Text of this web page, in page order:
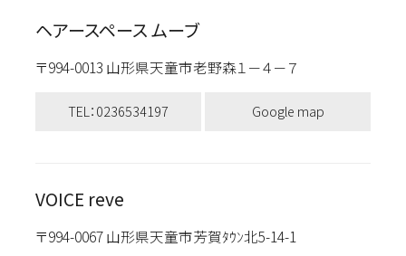
ヘアースペース ムーブ
〒994-0013 山形県天童市老野森１－４－７
TEL：0236534197 Google map
VOICE reve
〒994-0067 山形県天童市芳賀ﾀｳﾝ北5-14-1